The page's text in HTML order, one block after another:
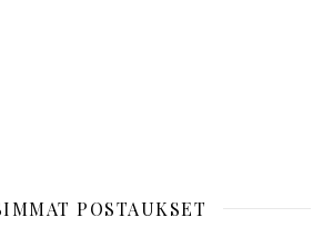
POSTAUKSET